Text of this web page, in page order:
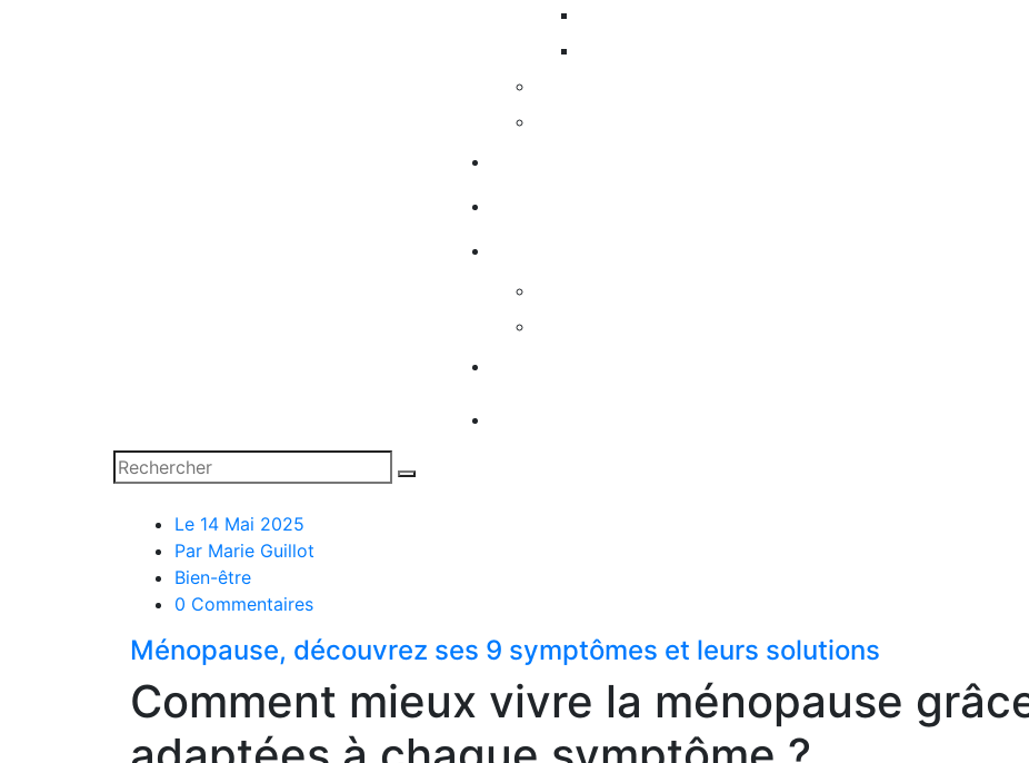
Le 14 Mai 2025
Par Marie Guillot
Bien-être
0 Commentaires
Ménopause, découvrez ses 9 symptômes et leurs solutions
Comment mieux vivre la ménopause